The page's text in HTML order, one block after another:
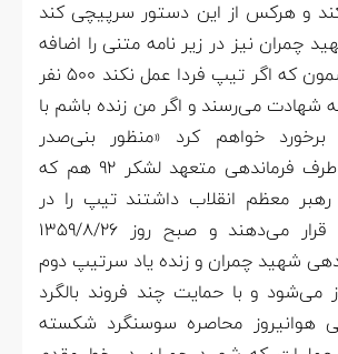
و هرکس از این دستور سرپیچی کند
چمران نیز در زیر نامه متنی را اضافه
می‌کند با این مضمون که اگر تیپ فردا عمل نکند ۵۰۰ نفر
به شهادت می‌رسند و اگر من زنده باشم با
خواهم کرد «منظور بنی‌صدر
می‌باشد» از آن طرف فرماندهی متعهد لشکر ۹۲ هم که
معظم انقلاب داشتند تیپ را در
حالت آماده‌باش قرار می‌دهند و صبح روز ۱۳۵۹/۸/۲۶
شهید چمران و زنده یاد سرتیپ دوم
می‌شود و با حمایت چند فروند بالگرد
هوانیروز محاصره سوسنگرد شکسته